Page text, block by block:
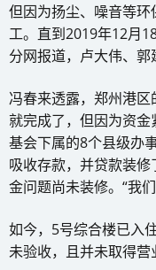
但因为扬尘、噪音等
工。直到2019年12月
分网报道，卢大伟、郭
冯春来透露，郑州港
就完成了，但因为资
基会下属的8个县级办
吸收存款，并贷款装
金问题尚未装修。“我
如今，5号综合楼已入
未验收，且并未取得营